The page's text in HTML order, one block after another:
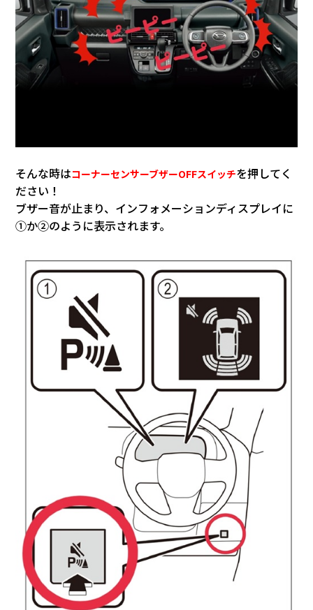
そんな時はコーナーセンサーブザーOFFスイッチを押してく
ださい！
ブザー音が止まり、インフォメーションディスプレイに
①か②のように表示されます。